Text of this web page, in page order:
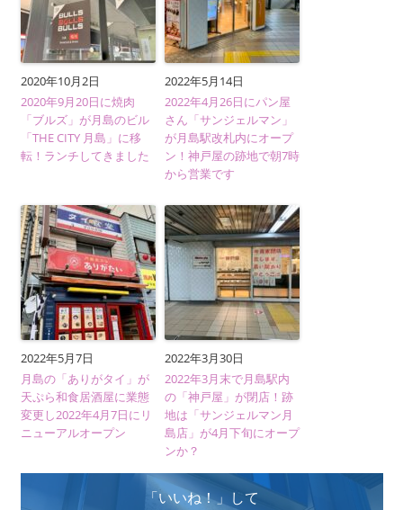
2020年10月2日
2020年9月20日に焼肉
「ブルズ」が月島のビル
「THE CITY 月島」に移
転！ランチしてきました
2022年5月14日
2022年4月26日にパン屋
さん「サンジェルマン」
が月島駅改札内にオープ
ン！神戸屋の跡地で朝7時
から営業です
2022年5月7日
月島の「ありがタイ」が
天ぷら和食居酒屋に業態
変更し2022年4月7日にリ
ニューアルオープン
2022年3月30日
2022年3月末で月島駅内
の「神戸屋」が閉店！跡
地は「サンジェルマン月
島店」が4月下旬にオープ
ンか？
「いいね！」して